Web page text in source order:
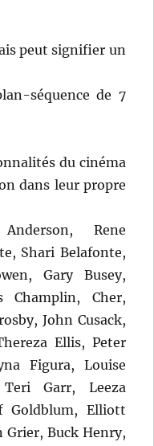
peut signifier un
séquence de 7
du cinéma
dans leur propre
Rene
Shari Belafonte,
Gary Busey,
Champlin, Cher,
John Cusack,
Ellis, Peter
Figura, Louise
Garr, Leeza
Goldblum, Elliott
Grier, Buck Henry,